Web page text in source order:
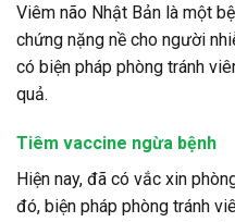
Viêm não Nhật Bản là một
chứng nặng nề cho người
có biện pháp phòng tránh
quả.
Tiêm vaccine ngừa bệnh
Hiện nay, đã có vắc xin
đó, biện pháp phòng tránh